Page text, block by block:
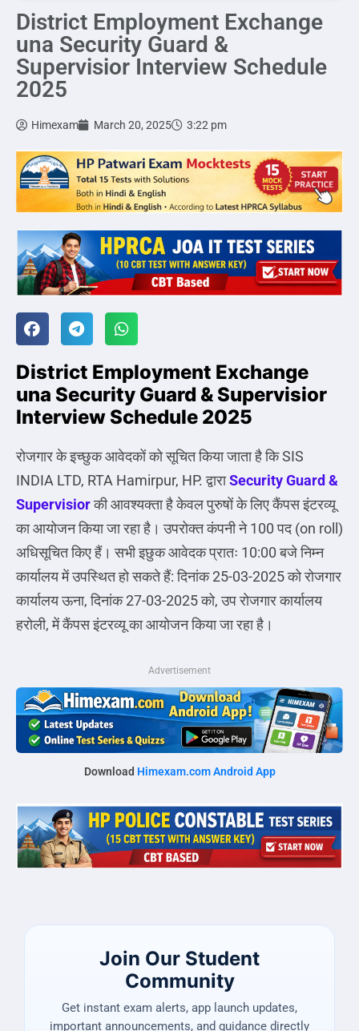
District Employment Exchange
una Security Guard &
Supervisior Interview Schedule
2025
Himexam March 20, 2025 3:22 pm
District Employment Exchange
una Security Guard & Supervisior
Interview Schedule 2025
रोजगार के इच्छुक आवेदकों को सूचित किया जाता है कि SIS
INDIA LTD, RTA Hamirpur, HP. द्वाराSecurity Guard &
Supervisiorकी आवश्यक्ता है केवल पुरुषों के लिए कैंपस इंटरव्यू
का आयोजन किया जा रहा है। उपरोक्त कंपनी ने 100 पद (on roll)
अधिसूचित किए हैं। सभी इछुक आवेदक प्रातः 10:00 बजे निम्न
कार्यालय में उपस्थित हो सकते हैं: दिनांक 25-03-2025 को रोजगार
कार्यालय ऊना, दिनांक 27-03-2025 को, उप रोजगार कार्यालय
हरोली, में कैंपस इंटरव्यू का आयोजन किया जा रहा है।
Advertisement
Download Himexam.com Android App
Join Our Student
Community
Get instant exam alerts, app launch updates,
important announcements, and guidance directly